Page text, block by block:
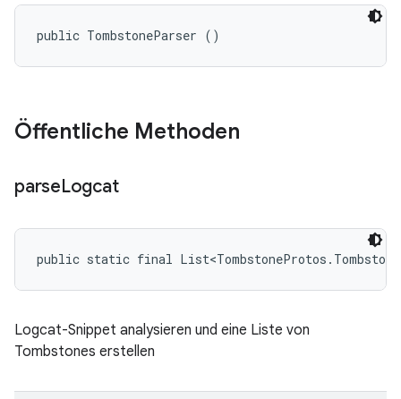
public TombstoneParser ()
Öffentliche Methoden
parseLogcat
public static final
Logcat-Snippet analysieren und eine Liste von
Tombstones erstellen